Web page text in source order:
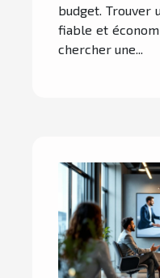
budget. Trouver
fiable et
chercher une...